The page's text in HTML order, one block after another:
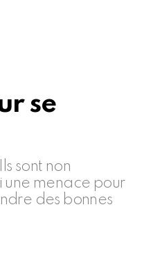
se
sont non
une menace pour
des bonnes